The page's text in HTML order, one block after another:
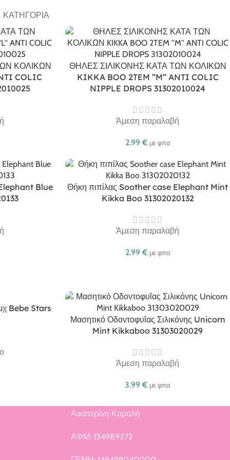
ΚΑΤΗΓΟΡΊΑ
ΚΟΛΙΚΩΝ
COLIC
ΘΗΛΕΣ ΣΙΛΙΚΟΝΗΣ ΚΑΤΑ ΤΩΝ ΚΟΛΙΚΩΝ
KIKKA BOO 2TEM ”M” ANTI COLIC
NIPPLE DROPS 31302010024
Άμεση παραλαβή
2.99 € με φπα
Blue
Θήκη πιπίλας Soother case Elephant Mint
Kikka Boo 31302020132
Άμεση παραλαβή
2.99 € με φπα
Bebe Stars
Μασητικό Οδοντοφυΐας Σιλικόνης Unicorn
Mint Kikkaboo 31303020029
Άμεση παραλαβή
3.99 € με φπα
Αικατερίνη Καραλή
ΑΦΜ: 134989372